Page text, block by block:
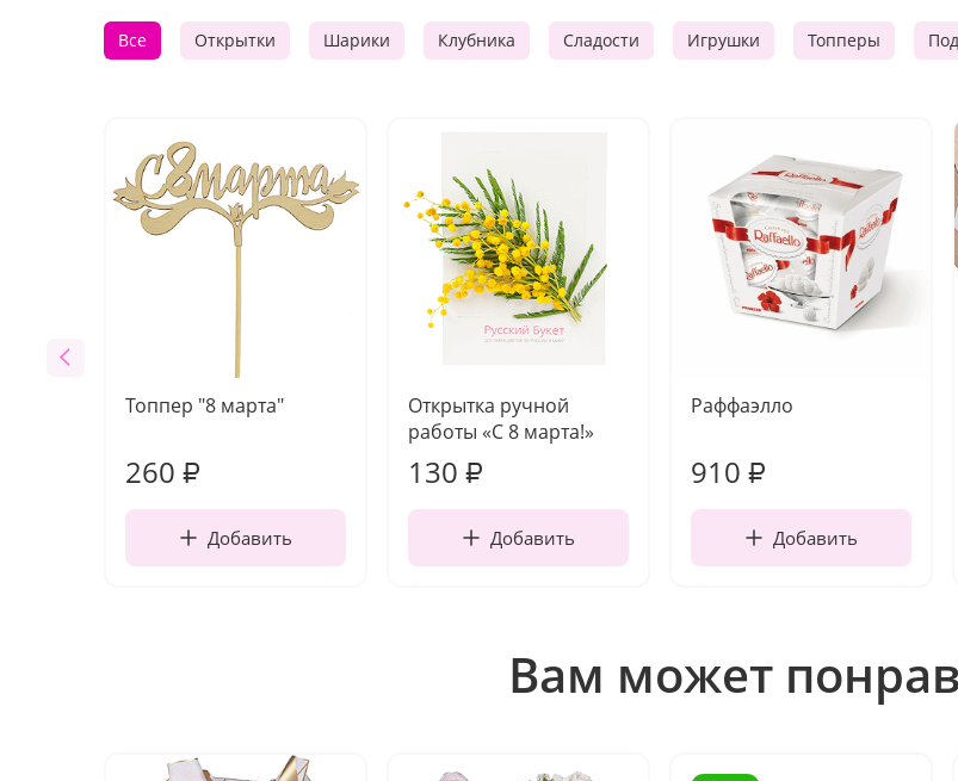
Все Открытки Шарики Клубника Сладости Игрушки Топперы
Топпер "8 марта"
260 ₽
Добавить
Открытка ручной
работы «С 8 марта!»
130 ₽
Добавить
Раффаэлло
910 ₽
Добавить
Вам может